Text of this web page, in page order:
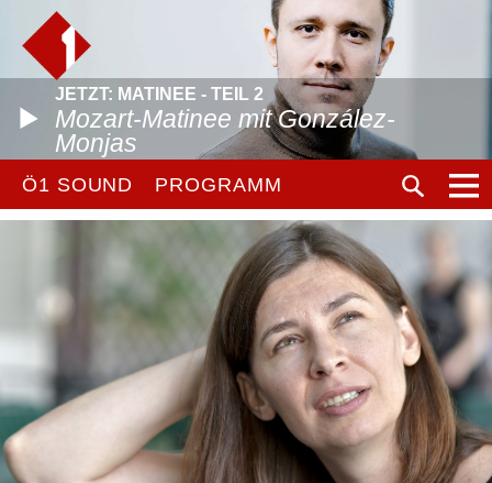
JETZT: MATINEE - TEIL 2
Mozart-Matinee mit González-
Monjas
Ö1 SOUND PROGRAMM